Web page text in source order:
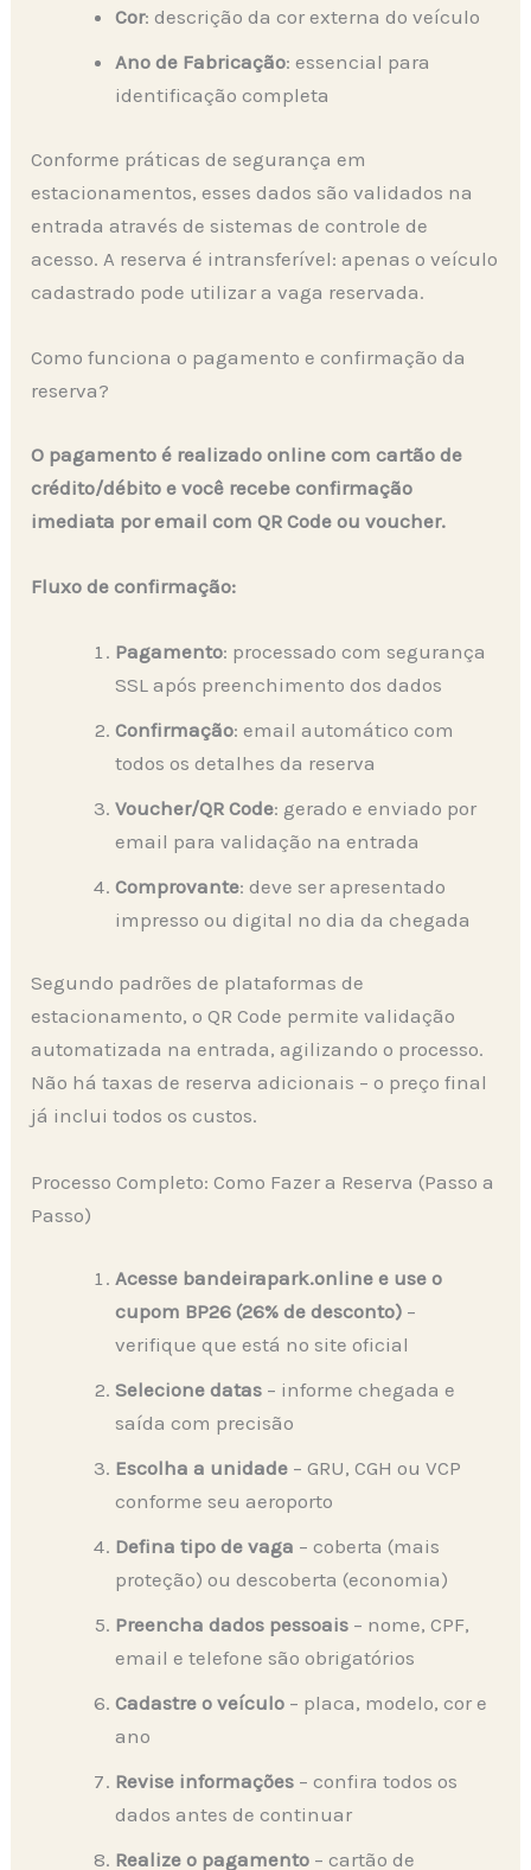
Cor: descrição da cor externa do veículo
Ano de Fabricação: essencial para
identificação completa
Conforme práticas de segurança em
estacionamentos, esses dados são validados na
entrada através de sistemas de controle de
acesso. A reserva é intransferível: apenas o veículo
cadastrado pode utilizar a vaga reservada.
Como funciona o pagamento e confirmação da
reserva?
O pagamento é realizado online com cartão de
crédito/débito e você recebe confirmação
imediata por email com QR Code ou voucher.
Fluxo de confirmação:
Pagamento: processado com segurança
SSL após preenchimento dos dados
Confirmação: email automático com
todos os detalhes da reserva
Voucher/QR Code: gerado e enviado por
email para validação na entrada
Comprovante: deve ser apresentado
impresso ou digital no dia da chegada
Segundo padrões de plataformas de
estacionamento, o QR Code permite validação
automatizada na entrada, agilizando o processo.
Não há taxas de reserva adicionais – o preço final
já inclui todos os custos.
Processo Completo: Como Fazer a Reserva (Passo a
Passo)
Acesse bandeirapark.online e use o
cupom BP26 (26% de desconto) –
verifique que está no site oficial
Selecione datas – informe chegada e
saída com precisão
Escolha a unidade – GRU, CGH ou VCP
conforme seu aeroporto
Defina tipo de vaga – coberta (mais
proteção) ou descoberta (economia)
Preencha dados pessoais – nome, CPF,
email e telefone são obrigatórios
Cadastre o veículo – placa, modelo, cor e
ano
Revise informações – confira todos os
dados antes de continuar
Realize o pagamento – cartão de